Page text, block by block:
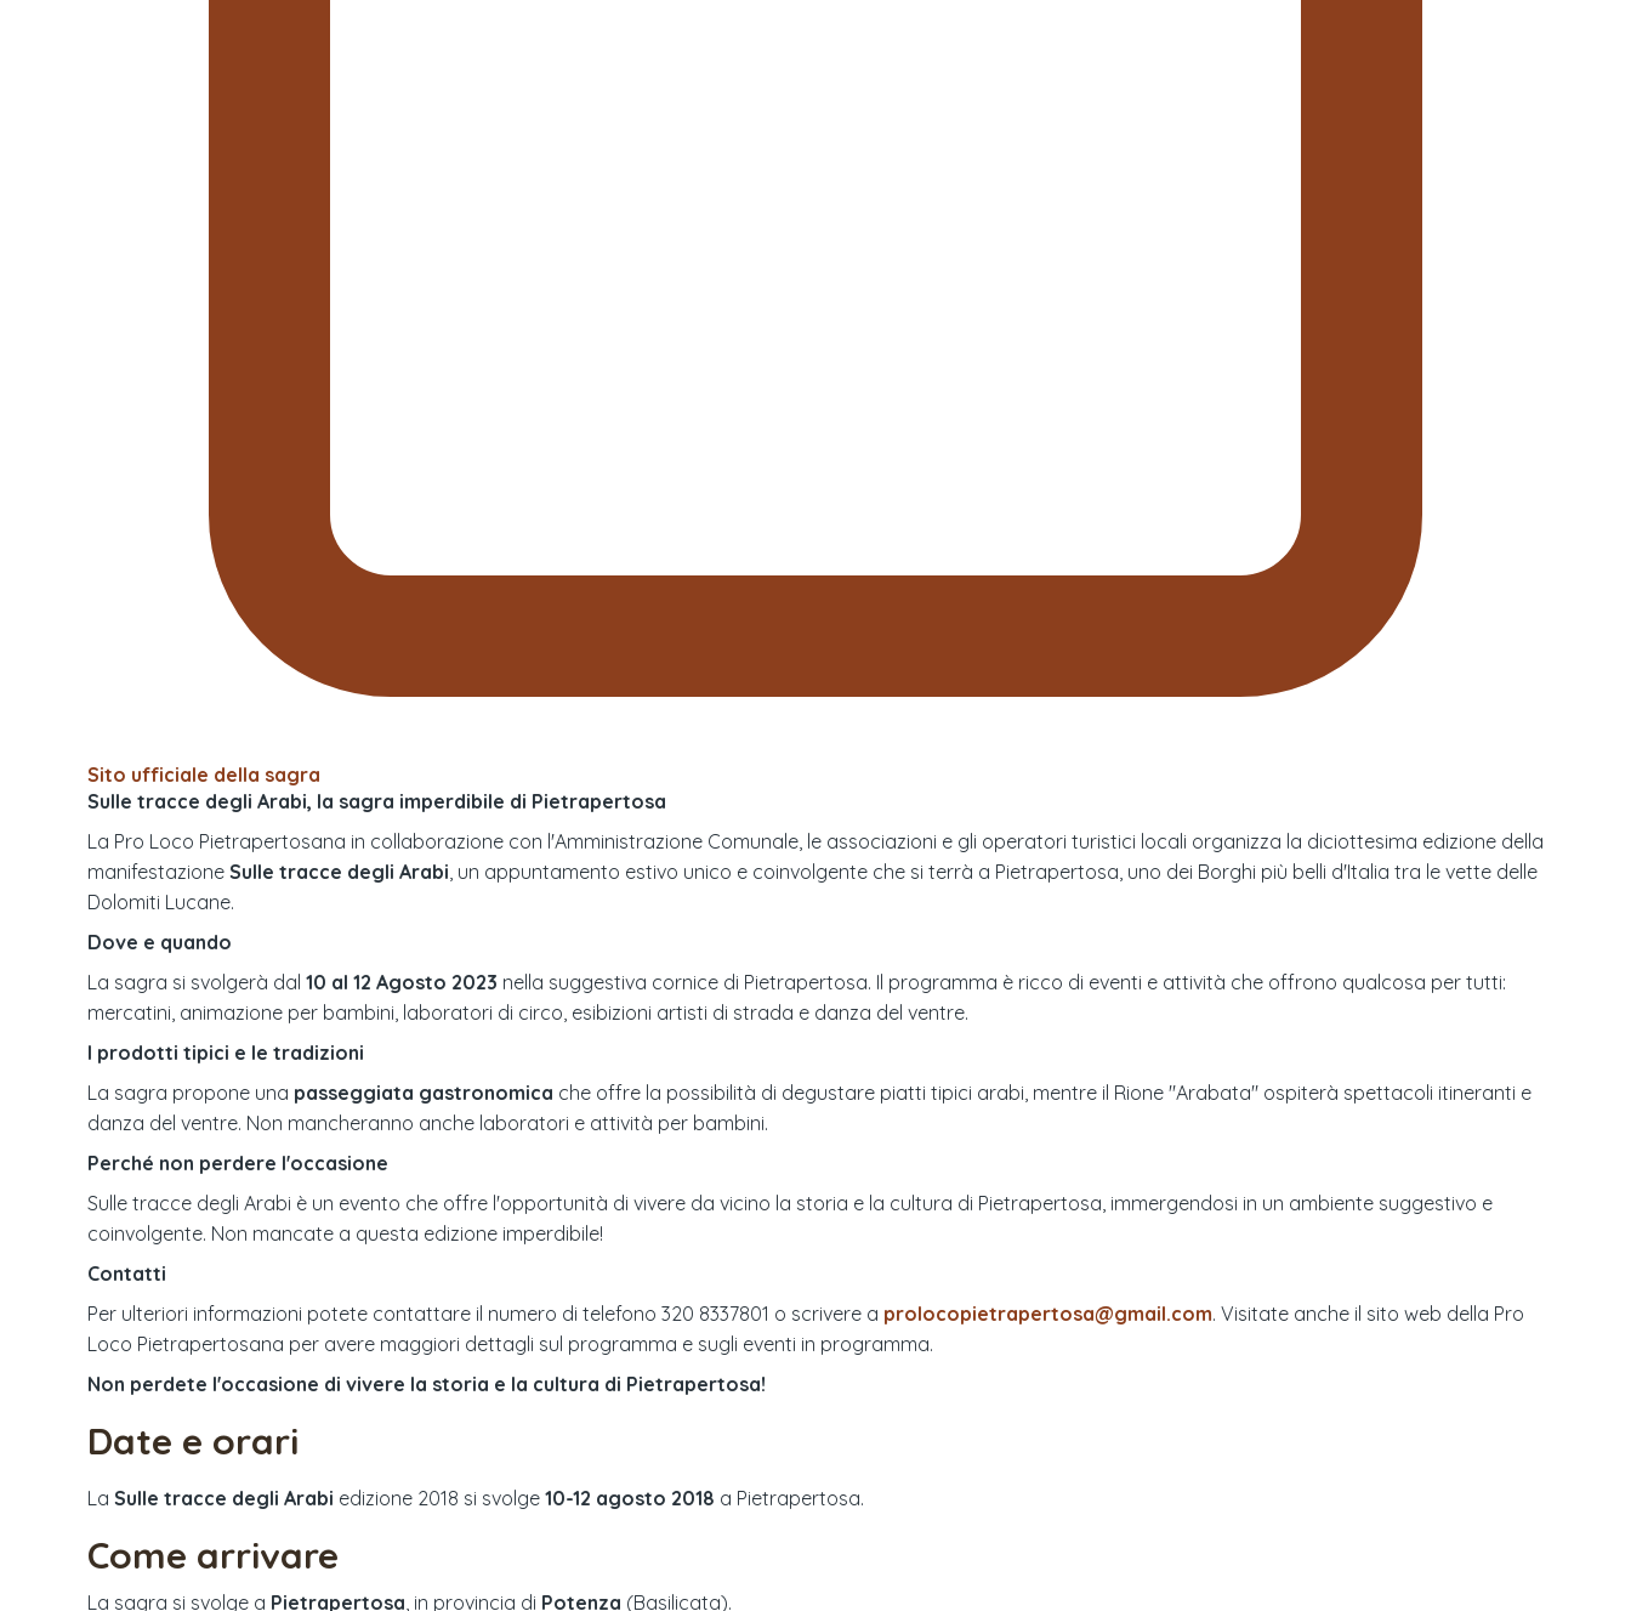
Sito ufficiale della sagra
Sulle tracce degli Arabi, la sagra imperdibile di Pietrapertosa
La Pro Loco Pietrapertosana in collaborazione con l'Amministrazione Comunale, le associazioni e gli operatori turistici locali organizza la diciottesima edizione della
manifestazione Sulle tracce degli Arabi , un appuntamento estivo unico e coinvolgente che si terrà a Pietrapertosa, uno dei Borghi più belli d'Italia tra le vette delle
Dolomiti Lucane.
Dove e quando
La sagra si svolgerà dal 10 al 12 Agosto 2023 nella suggestiva cornice di Pietrapertosa. Il programma è ricco di eventi e attività che offrono qualcosa per tutti:
mercatini, animazione per bambini, laboratori di circo, esibizioni artisti di strada e danza del ventre.
I prodotti tipici e le tradizioni
La sagra propone una passeggiata gastronomica che offre la possibilità di degustare piatti tipici arabi, mentre il Rione "Arabata" ospiterà spettacoli itineranti e
danza del ventre. Non mancheranno anche laboratori e attività per bambini.
Perché non perdere l'occasione
Sulle tracce degli Arabi è un evento che offre l'opportunità di vivere da vicino la storia e la cultura di Pietrapertosa, immergendosi in un ambiente suggestivo e
coinvolgente. Non mancate a questa edizione imperdibile!
Contatti
Per ulteriori informazioni potete contattare il numero di telefono 320 8337801 o scrivere a prolocopietrapertosa@gmail.com. Visitate anche il sito web della Pro
Loco Pietrapertosana per avere maggiori dettagli sul programma e sugli eventi in programma.
Non perdete l'occasione di vivere la storia e la cultura di Pietrapertosa!
Date e orari
La Sulle tracce degli Arabi edizione 2018 si svolge 10-12 agosto 2018 a Pietrapertosa.
Come arrivare
La sagra si svolge a Pietrapertosa , in provincia di Potenza (Basilicata).